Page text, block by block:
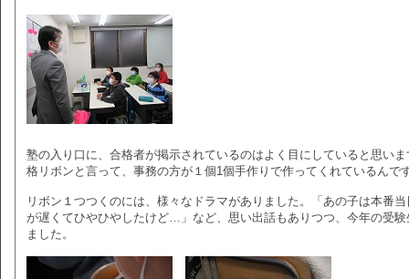
塾の入り口に、合格者が掲示されているのはよく目にしていると思い
格リボンと言って、事務の方が１個1個手作りで作ってくれているんで
リボン１つつくのには、様々なドラマがありました。「あの子は本番
が遅くてひやひやしたけど…」など、思い出話もありつつ、今年の受
ました。